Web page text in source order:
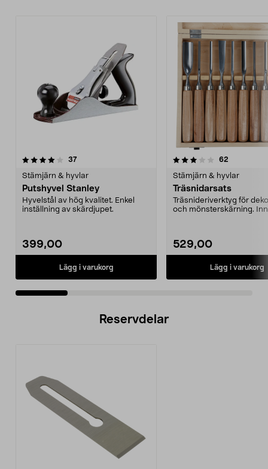
37recensioner
Stämjärn & hyvlar
Putshyvel Stanley
Hyvelstål av hög kvalitet. Enkel
inställning av skärdjupet.
399,00
Lägg i varukorg
3.5 av 5 stjärnor 62
Stämjärn & hyvlar
Träsnidarsats
Träsnideriverktyg för
och mönsterskärning.
529,00
Lägg i varukorg
4.0 av 5 stjärnor
Reservdelar